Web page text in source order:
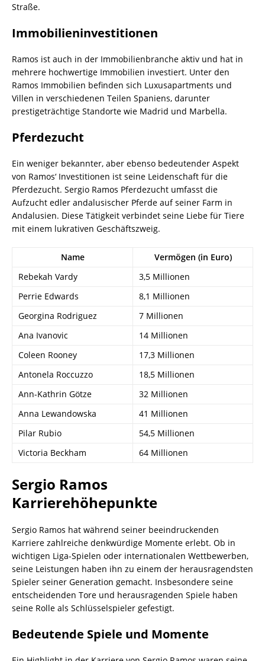
Straße.
Immobilieninvestitionen
Ramos ist auch in der Immobilienbranche aktiv und hat in
mehrere hochwertige Immobilien investiert. Unter den
Ramos Immobilien befinden sich Luxusapartments und
Villen in verschiedenen Teilen Spaniens, darunter
prestigeträchtige Standorte wie Madrid und Marbella.
Pferdezucht
Ein weniger bekannter, aber ebenso bedeutender Aspekt
von Ramos‘ Investitionen ist seine Leidenschaft für die
Pferdezucht. Sergio Ramos Pferdezucht umfasst die
Aufzucht edler andalusischer Pferde auf seiner Farm in
Andalusien. Diese Tätigkeit verbindet seine Liebe für Tiere
mit einem lukrativen Geschäftszweig.
Name
Vermögen (in Euro)
Rebekah Vardy
3,5 Millionen
Perrie Edwards
8,1 Millionen
Georgina Rodriguez
7 Millionen
Ana Ivanovic
14 Millionen
Coleen Rooney
17,3 Millionen
Antonela Roccuzzo
18,5 Millionen
Ann-Kathrin Götze
32 Millionen
Anna Lewandowska
41 Millionen
Pilar Rubio
54,5 Millionen
Victoria Beckham
64 Millionen
Sergio Ramos
Karrierehöhepunkte
Sergio Ramos hat während seiner beeindruckenden
Karriere zahlreiche denkwürdige Momente erlebt. Ob in
wichtigen Liga-Spielen oder internationalen Wettbewerben,
seine Leistungen haben ihn zu einem der herausragendsten
Spieler seiner Generation gemacht. Insbesondere seine
entscheidenden Tore und herausragenden Spiele haben
seine Rolle als Schlüsselspieler gefestigt.
Bedeutende Spiele und Momente